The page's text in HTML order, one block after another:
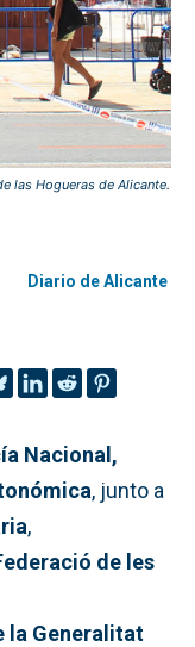
las Hogueras de Alicante.
Diario de Alicante
Nacional,
, junto a
,
de les
la Generalitat